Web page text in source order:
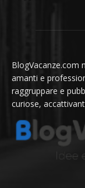
BlogVacanze.com
amanti e
raggruppare e
curiose,